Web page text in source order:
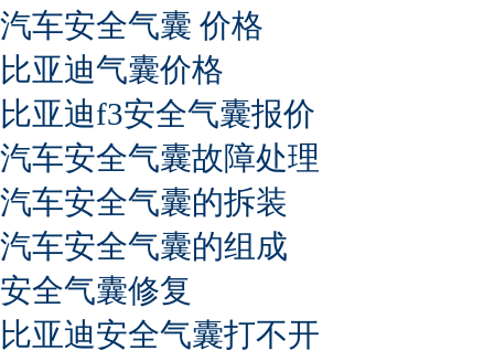
汽车安全气囊 价格
比亚迪气囊价格
比亚迪f3安全气囊报价
汽车安全气囊故障处理
汽车安全气囊的拆装
汽车安全气囊的组成
安全气囊修复
比亚迪安全气囊打不开